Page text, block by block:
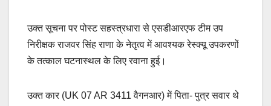
उक्त सूचना पर पोस्ट सहस्त्रधारा से एसडीआरएफ टीम उप
निरीक्षक राजवर सिंह राणा के नेतृत्व में आवश्यक रेस्क्यू उपकरणों
के तत्काल घटनास्थल के लिए रवाना हुई।
उक्त कार (UK 07 AR 3411 वैगनआर) में पिता- पुत्र सवार थे